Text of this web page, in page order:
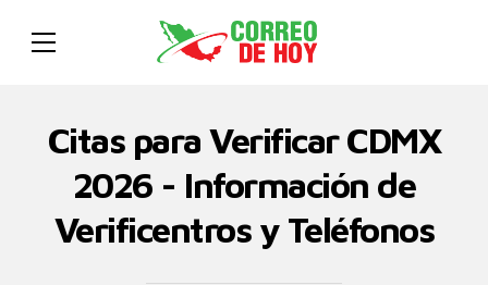
Citas para Verificar CDMX
2026 - Información de
Verificentros y Teléfonos